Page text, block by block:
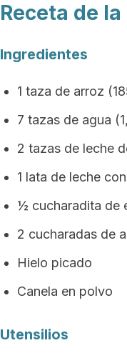
Receta de
Ingredientes
1 taza de arroz
7 tazas de agua
2 tazas de leche
1 lata de leche
½ cucharadita de
2 cucharadas de
Hielo picado
Canela en polvo
Utensilios